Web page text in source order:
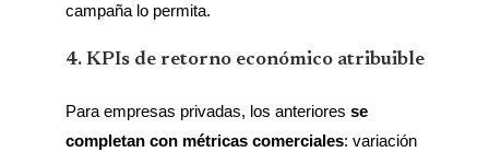
campaña lo permita.
4. KPIs de retorno económico atribuible
Para empresas privadas, los anteriores se
completan con métricas comerciales: variación